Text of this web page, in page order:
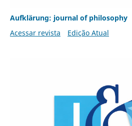
Aufklärung: journal of philosophy
Acessar revista
Edição Atual